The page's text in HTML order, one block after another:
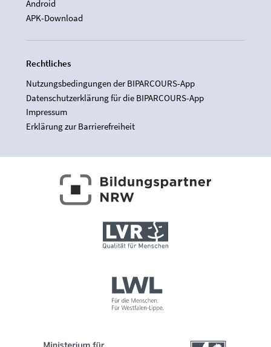
Android
APK-Download
Rechtliches
Nutzungsbedingungen der BIPARCOURS-App
Datenschutzerklärung für die BIPARCOURS-App
Impressum
Erklärung zur Barrierefreiheit